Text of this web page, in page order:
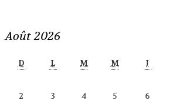
Août 2026
D L M M J
2
3 4 5 6